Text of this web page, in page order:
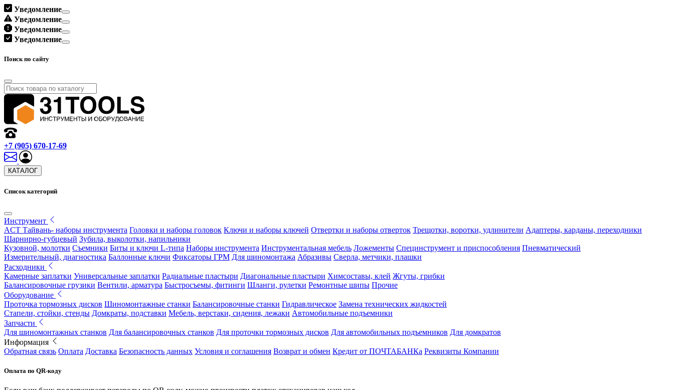
Уведомление
Уведомление
Уведомление
Уведомление
Поиск по сайту
+7 (905) 670-17-69
КАТАЛОГ
Список категорий
Инструмент
ACT Тайвань- наборы инструмента Головки и наборы головок Ключи и наборы ключей Отвертки и наборы отверток Трещотки, воротки, удлинители Адаптеры, карданы, переходники
Шарнирно-губцевый Зубила, выколотки, напильники
Кузовной, молотки Съемники Биты и ключи L-типа Наборы инструмента Инструментальная мебель Ложементы Специнструмент и приспособления Пневматический
Измерительный, диагностика Баллонные ключи Фиксаторы ГРМ Для шиномонтажа Абразивы Сверла, метчики, плашки
Расходники
Камерные заплатки Универсальные заплатки Радиальные пластыри Диагональные пластыри Химсоставы, клей Жгуты, грибки
Балансировочные грузики Вентили, арматура Быстросъемы, фитинги Шланги, рулетки Ремонтные шипы Прочие
Оборудование
Проточка тормозных дисков Шиномонтажные станки Балансировочные станки Гидравлическое Замена технических жидкостей
Стапели, стойки, стенды Домкраты, подставки Мебель, верстаки, сидения, лежаки Автомобильные подъемники
Запчасти
Для шиномонтажных станков Для балансировочных станков Для проточки тормозных дисков Для автомобильных подъемников Для домкратов
Информация
Обратная связь Оплата Доставка Безопасность данных Условия и соглашения Возврат и обмен Кредит от ПОЧТАБАНКа Реквизиты Компании
Оплата по QR-коду